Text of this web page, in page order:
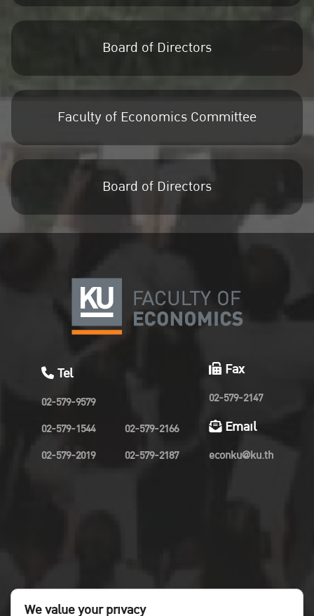
Board of Directors
Faculty of Economics Committee
Board of Directors
Tel
02-579-9579
02-579-1544
02-579-2019
02-579-2166
02-579-2187
Fax
02-579-2147
Email
econku@ku.th
We value your privacy